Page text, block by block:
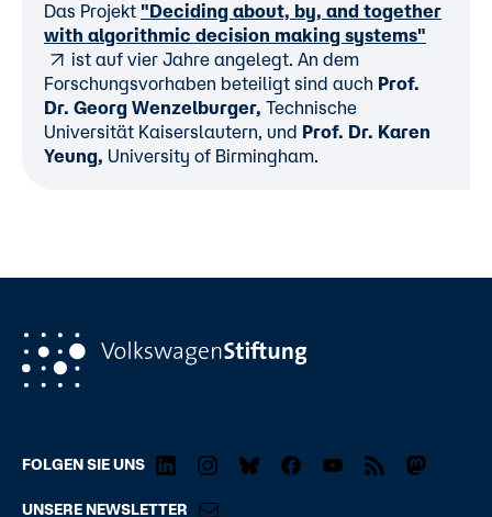
Das Projekt "Deciding about, by, and together
with algorithmic decision making systems"
ist auf vier Jahre angelegt. An dem
Forschungsvorhaben beteiligt sind auch Prof.
Dr. Georg Wenzelburger, Technische
Universität Kaiserslautern, und Prof. Dr. Karen
Yeung, University of Birmingham.
FOLGEN SIE UNS
UNSERE NEWSLETTER